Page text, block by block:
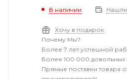
В наличии
Хочу в подарок
Почему Мы?
Более 7 лет успешной
Более 100 000 довольных
Прямые поставки товара